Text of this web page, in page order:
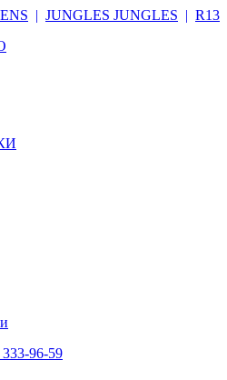
| JUNGLES JUNGLES | R13
96-59